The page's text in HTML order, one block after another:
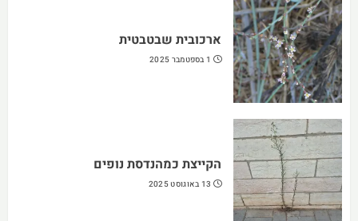
ארכובית שבטבטית
1 בספטמבר 2025
הקייצת כמהנדסת נופים
13 באוגוסט 2025